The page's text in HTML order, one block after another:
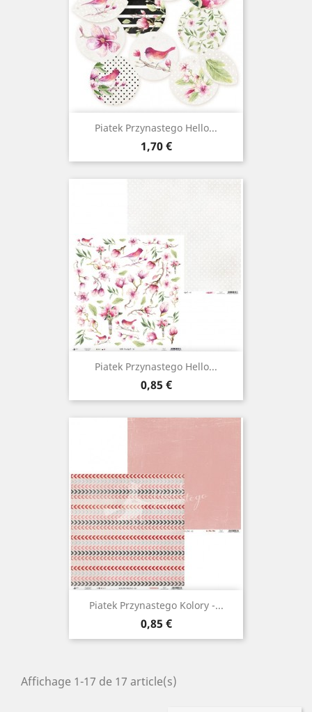
Piatek Przynastego Hello...
Prix
1,70 €
Piatek Przynastego Hello...
Prix
0,85 €
Piatek Przynastego Kolory -...
Prix
0,85 €
Affichage 1-17 de 17 article(s)